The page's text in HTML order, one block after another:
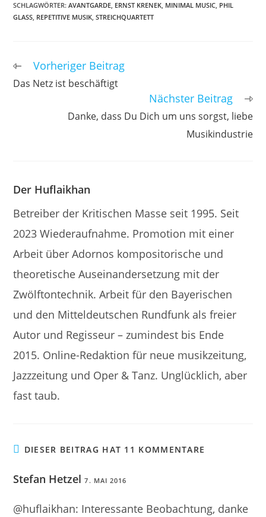
SCHLAGWÖRTER:AVANTGARDE, ERNST KRENEK, MINIMAL MUSIC, PHIL
GLASS, REPETITIVE MUSIK, STREICHQUARTETT
Weitere
ansehen
Vorheriger Beitrag
Das Netz ist beschäftigt
Nächster Beitrag
Danke, dass Du Dich um uns sorgst, liebe
Musikindustrie
Der Huflaikhan
Betreiber der Kritischen Masse seit 1995. Seit
2023 Wiederaufnahme. Promotion mit einer
Arbeit über Adornos kompositorische und
theoretische Auseinandersetzung mit der
Zwölftontechnik. Arbeit für den Bayerischen
und den Mitteldeutschen Rundfunk als freier
Autor und Regisseur – zumindest bis Ende
2015. Online-Redaktion für neue musikzeitung,
Jazzzeitung und Oper & Tanz. Unglücklich, aber
fast taub.
DIESER BEITRAG HAT 11 KOMMENTARE
Stefan Hetzel 7. MAI 2016
@huflaikhan: Interessante Beobachtung, danke